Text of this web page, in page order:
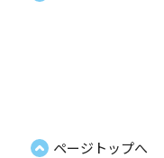
ページトップへ